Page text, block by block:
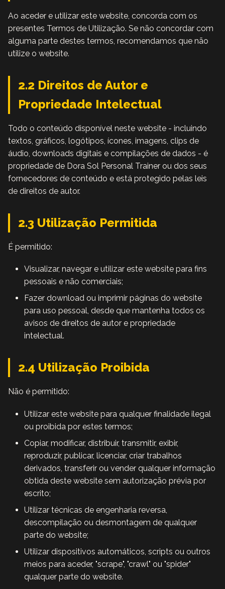
Ao aceder e utilizar este website, concorda com os
presentes Termos de Utilização. Se não concordar com
alguma parte destes termos, recomendamos que não
utilize o website.
2.2 Direitos de Autor e
Propriedade Intelectual
Todo o conteúdo disponível neste website - incluindo
textos, gráficos, logótipos, ícones, imagens, clips de
áudio, downloads digitais e compilações de dados - é
propriedade de Dora Sol Personal Trainer ou dos seus
fornecedores de conteúdo e está protegido pelas leis
de direitos de autor.
2.3 Utilização Permitida
É permitido:
Visualizar, navegar e utilizar este website para fins
pessoais e não comerciais;
Fazer download ou imprimir páginas do website
para uso pessoal, desde que mantenha todos os
avisos de direitos de autor e propriedade
intelectual.
2.4 Utilização Proibida
Não é permitido:
Utilizar este website para qualquer finalidade ilegal
ou proibida por estes termos;
Copiar, modificar, distribuir, transmitir, exibir,
reproduzir, publicar, licenciar, criar trabalhos
derivados, transferir ou vender qualquer informação
obtida deste website sem autorização prévia por
escrito;
Utilizar técnicas de engenharia reversa,
descompilação ou desmontagem de qualquer
parte do website;
Utilizar dispositivos automáticos, scripts ou outros
meios para aceder, "scrape", "crawl" ou "spider"
qualquer parte do website.